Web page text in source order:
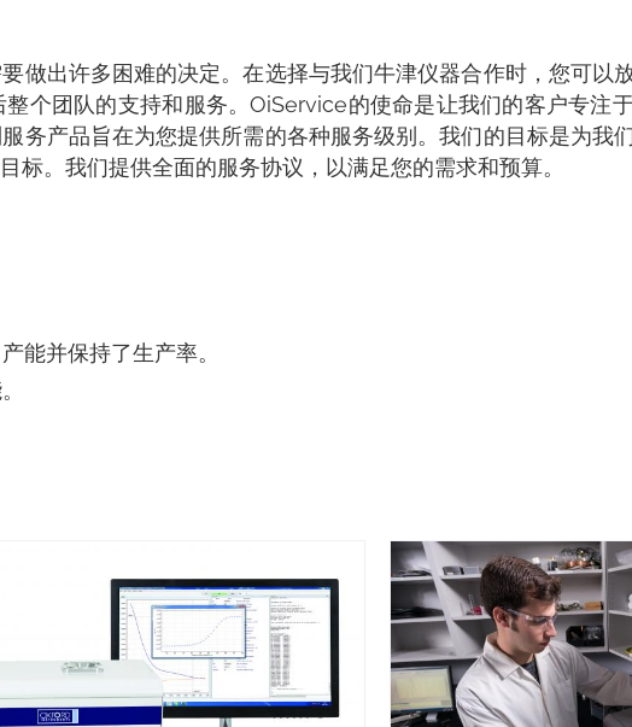
做出许多困难的决定。在选择与我们牛津仪器合作时，您可以
个团队的支持和服务。OiService的使命是让我们的客户专注
务产品旨在为您提供所需的各种服务级别。我们的目标是为我
。我们提供全面的服务协议，以满足您的需求和预算。
能并保持了生产率。